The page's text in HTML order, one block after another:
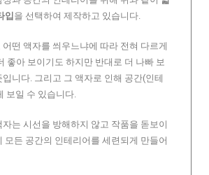
입 을 선택하여 제작하고 있습니다.
떤 액자를 씌우느냐에 따라 전혀 다르게
좋아 보이기도 하지만 반대로 더 나빠 보
니다. 그리고 그 액자로 인해 공간(인테
보일 수 있습니다.
는 시선을 방해하지 않고 작품을 돋보이
모든 공간의 인테리어를 세련되게 만들어